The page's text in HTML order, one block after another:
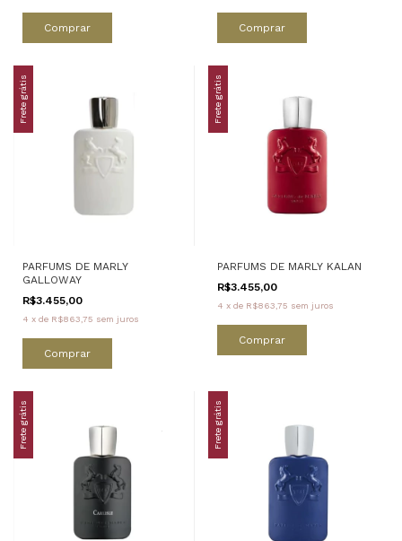
Comprar Comprar
Frete grátis
PARFUMS DE MARLY
GALLOWAY
R$3.455,00
4 x de R$863,75 sem juros
Comprar
Frete grátis
PARFUMS DE MARLY KALAN
R$3.455,00
4 x de R$863,75 sem juros
Comprar
Frete grátis Frete grátis